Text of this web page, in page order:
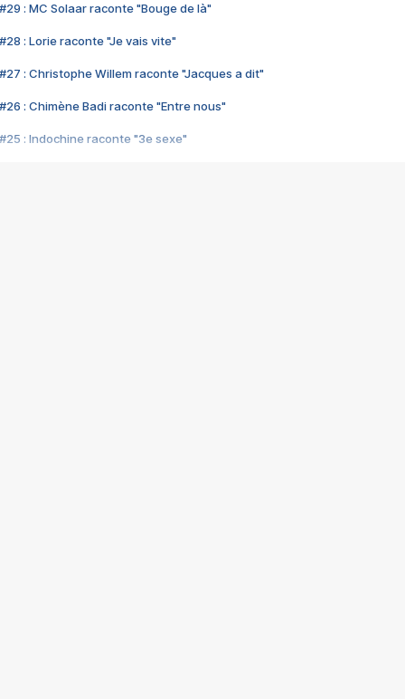
#29 : MC Solaar raconte "Bouge de là"
#28 : Lorie raconte "Je vais vite"
#27 : Christophe Willem raconte "Jacques a dit"
#26 : Chimène Badi raconte "Entre nous"
#25 : Indochine raconte "3e sexe"